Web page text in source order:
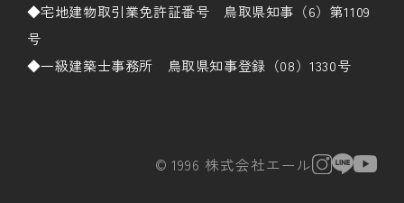
◆宅地建物取引業免許証番号 鳥取県知事（6）第1109
号
◆一級建築士事務所 鳥取県知事登録（08）1330号
© 1996 株式会社エール